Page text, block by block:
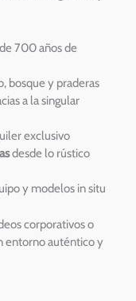
700 años de
bosque y praderas
a la singular
exclusivo
desde lo rústico
y modelos in situ
corporativos o
entorno auténtico y